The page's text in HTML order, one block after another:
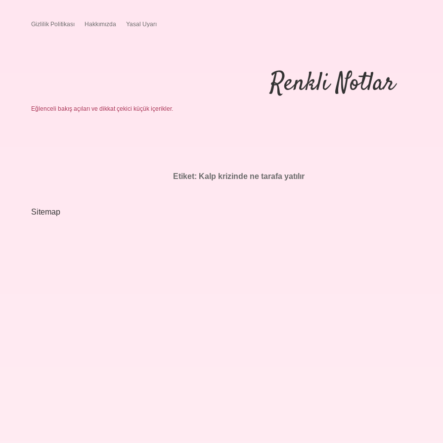
Gizlilik Politikası Hakkımızda Yasal Uyarı
Renkli Notlar
Eğlenceli bakış açıları ve dikkat çekici küçük içerikler.
Etiket: Kalp krizinde ne tarafa yatılır
Sitemap